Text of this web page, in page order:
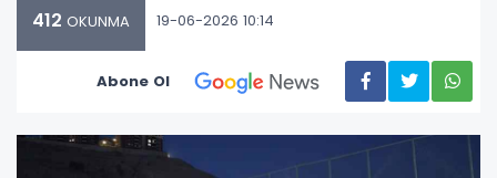
412 OKUNMA 19-06-2026 10:14
Abone Ol